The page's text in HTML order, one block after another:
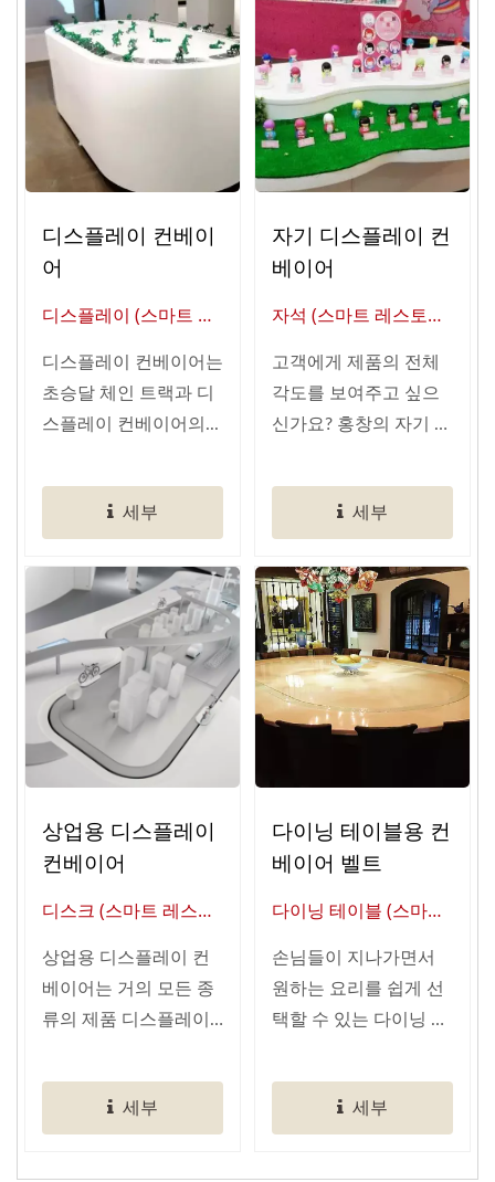
디스플레이 컨베이
어
디스플레이 (스마트 레
벌 공급업체)
디스플레이 컨베이어는
초승달 체인 트랙과 디
스플레이 컨베이어의...
세부
자기 디스플레이 컨
베이어
자석 (스마트 레스토랑
업체)
고객에게 제품의 전체
각도를 보여주고 싶으
신가요? 홍창의 자기 디
세부
상업용 디스플레이
컨베이어
디스크 (스마트 레스토
급업체)
상업용 디스플레이 컨
베이어는 거의 모든 종
류의 제품 디스플레이
세부
다이닝 테이블용 컨
베이어 벨트
다이닝 테이블 (스마트
로벌 공급업체)
손님들이 지나가면서
원하는 요리를 쉽게 선
택할 수 있는 다이닝 경
세부